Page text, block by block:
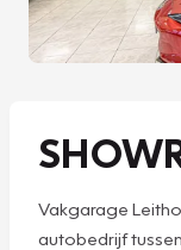
Vakgarage
autobedrijf